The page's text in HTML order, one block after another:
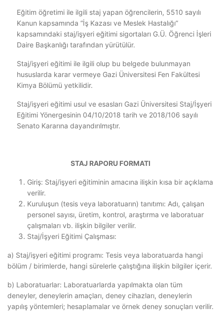
Eğitim öğretimi ile ilgili staj yapan öğrencilerin, 5510 sayılı
Kanun kapsamında “İş Kazası ve Meslek Hastalığı”
kapsamındaki staj/işyeri eğitimi sigortaları G.Ü. Öğrenci İşleri
Daire Başkanlığı tarafından yürütülür.
Staj/işyeri eğitimi ile ilgili olup bu belgede bulunmayan
hususlarda karar vermeye Gazi Üniversitesi Fen Fakültesi
Kimya Bölümü yetkilidir.
Staj/işyeri eğitimi usul ve esasları Gazi Üniversitesi Staj/İşyeri
Eğitimi Yönergesinin 04/10/2018 tarih ve 2018/106 sayılı
Senato Kararına dayandırılmıştır.
STAJ RAPORU FORMATI
Giriş: Staj/işyeri eğitiminin amacına ilişkin kısa bir açıklama
verilir.
Kuruluşun (tesis veya laboratuarın) tanıtımı: Adı, çalışan
personel sayısı, üretim, kontrol, araştırma ve laboratuar
çalışmaları vb. ilişkin bilgiler verilir.
Staj/İşyeri Eğitimi Çalışması:
a) Staj/işyeri eğitimi programı: Tesis veya laboratuarda hangi
bölüm / birimlerde, hangi sürelerle çalıştığına ilişkin bilgiler içerir.
b) Laboratuarlar: Laboratuarlarda yapılmakta olan tüm
deneyler, deneylerin amaçları, deney cihazları, deneylerin
yapılış yöntemleri; hesaplamalar ve örnek deney sonuçları verilir.